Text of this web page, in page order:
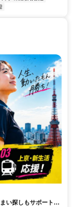
い探しもサポート■